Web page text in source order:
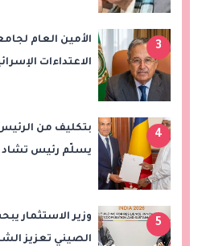
3
الأمين العام
الاعتداءات
4
بتكليف من
يسلّم رئيس تشاد
5
وزير الاستثمار
الصيني تعزيز